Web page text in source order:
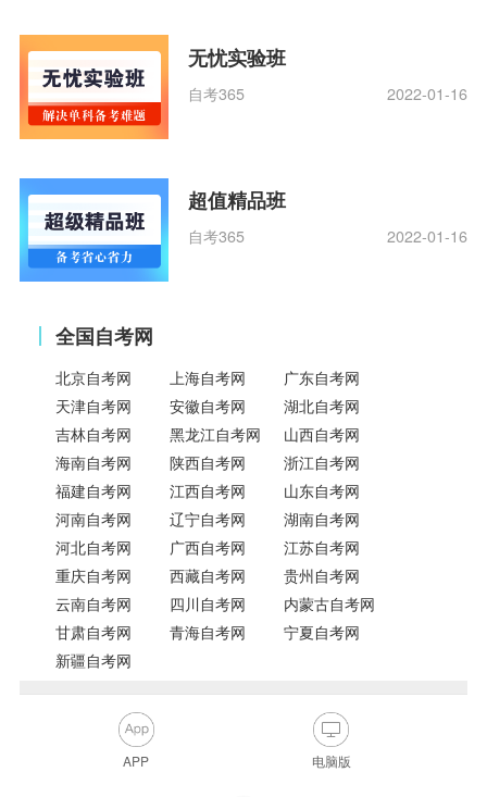
无忧实验班
自考365 2022-01-16
超值精品班
自考365 2022-01-16
全国自考网
北京自考网 上海自考网
广东自考网
天津自考网
安徽自考网
湖北自考网
吉林自考网
黑龙江自考网
山西自考网
海南自考网
陕西自考网
浙江自考网
福建自考网
江西自考网
山东自考网
河南自考网
辽宁自考网
湖南自考网
河北自考网
广西自考网
江苏自考网
重庆自考网
西藏自考网
贵州自考网
云南自考网
四川自考网
内蒙古自考网
甘肃自考网
青海自考网
宁夏自考网
新疆自考网
APP 电脑版